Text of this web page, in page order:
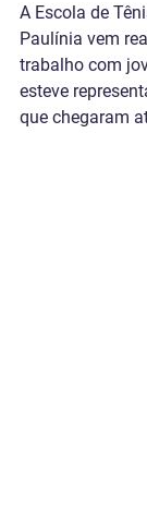
A Escola de
Paulínia vem
trabalho com
esteve
que chegaram